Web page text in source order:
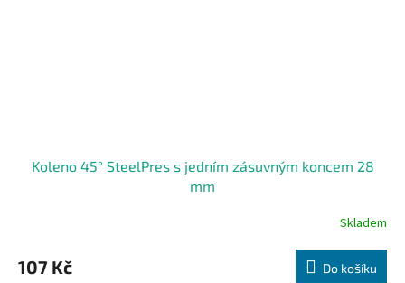
Koleno 45° SteelPres s jedním zásuvným koncem 28
mm
Skladem
107 Kč Do košíku